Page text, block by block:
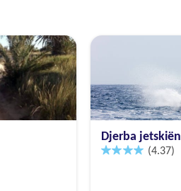
Djerba jetskiën
(4.37)